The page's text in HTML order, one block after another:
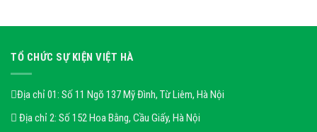
TỔ CHỨC SỰ KIỆN VIỆT HÀ
Địa chỉ 01: Số 11 Ngõ 137 Mỹ Đình, Từ Liêm, Hà Nội
Địa chỉ 2: Số 152 Hoa Bằng, Cầu Giấy, Hà Nội